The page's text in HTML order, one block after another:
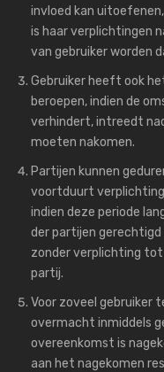
invloed kan
is haar verplichtingen
van gebruiker worden
Gebruiker heeft ook
beroepen, indien de
verhindert, intreedt
moeten nakomen.
Partijen kunnen
voortduurt
indien deze periode
der partijen
zonder verplichting tot
partij.
Voor zoveel gebruiker
overmacht inmiddels
overeenkomst is
aan het nagekomen